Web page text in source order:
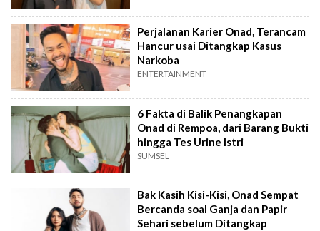
Perjalanan Karier Onad, Terancam
Hancur usai Ditangkap Kasus
Narkoba
ENTERTAINMENT
6 Fakta di Balik Penangkapan
Onad di Rempoa, dari Barang Bukti
hingga Tes Urine Istri
SUMSEL
Bak Kasih Kisi-Kisi, Onad Sempat
Bercanda soal Ganja dan Papir
Sehari sebelum Ditangkap